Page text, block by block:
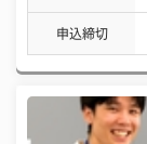
申込締切